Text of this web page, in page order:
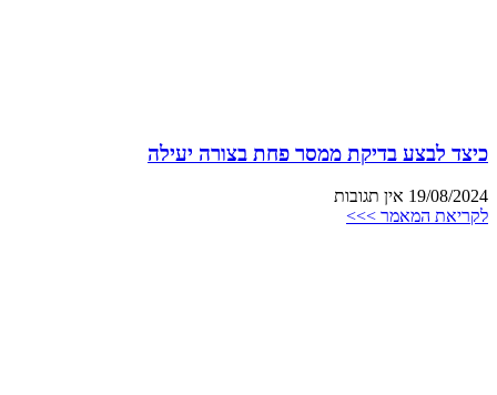
כיצד לבצע בדיקת ממסר פחת בצורה יעילה
19/08/2024 אין תגובות
לקריאת המאמר >>>